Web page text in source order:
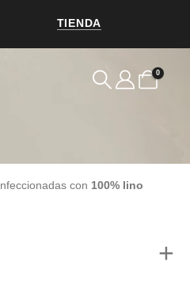
TIENDA
0
con 100% lino